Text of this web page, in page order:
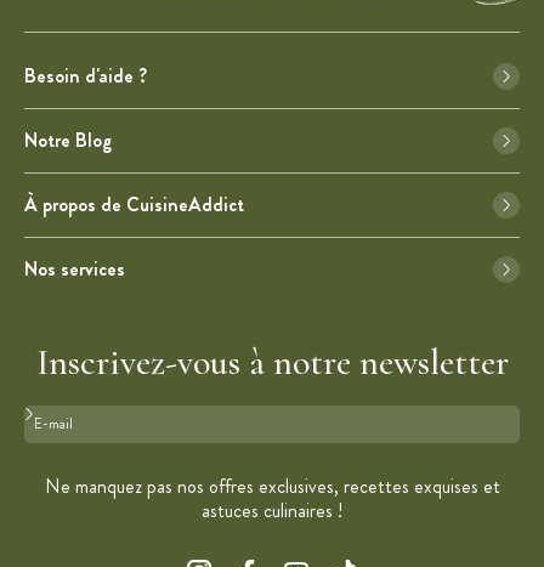
Besoin d'aide ?
Notre Blog
À propos de CuisineAddict
Nos services
Inscrivez-vous à notre newsletter
Format : adresse@email.com
Ne manquez pas nos offres exclusives, recettes exquises et
astuces culinaires !